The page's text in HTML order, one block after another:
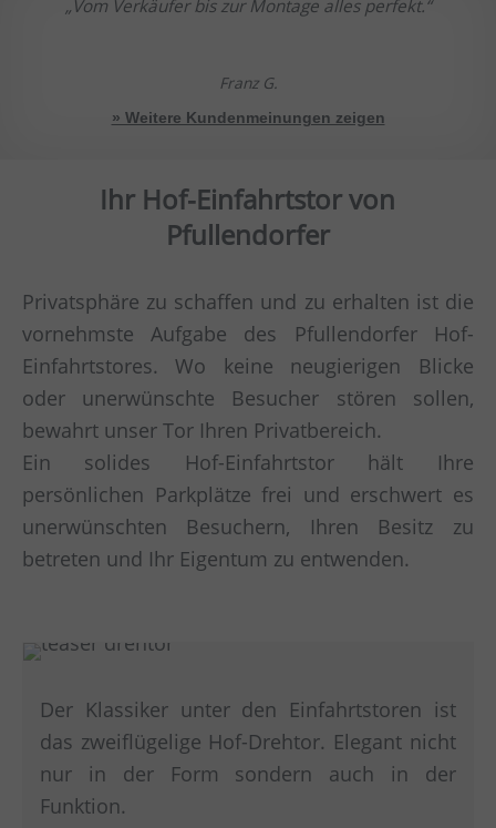
Vom Verkäufer bis zur Montage alles perfekt.
Franz G.
» Weitere Kundenmeinungen zeigen
Ihr Hof-Einfahrtstor von
Pfullendorfer
Privatsphäre zu schaffen und zu erhalten ist die
vornehmste Aufgabe des Pfullendorfer Hof-
Einfahrtstores. Wo keine neugierigen Blicke
oder unerwünschte Besucher stören sollen,
bewahrt unser Tor Ihren Privatbereich.
Ein solides Hof-Einfahrtstor hält Ihre
persönlichen Parkplätze frei und erschwert es
unerwünschten Besuchern, Ihren Besitz zu
betreten und Ihr Eigentum zu entwenden.
Der Klassiker unter den Einfahrtstoren ist
das zweiflügelige Hof-Drehtor. Elegant nicht
nur in der Form sondern auch in der
Funktion.